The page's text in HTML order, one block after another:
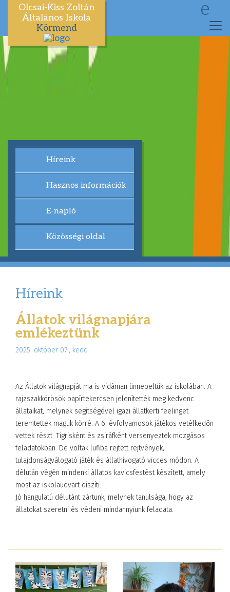
Olcsai-Kiss Zoltán
Általános Iskola
Körmend
e
Híreink
Hasznos információk
E-napló
Közösségi oldal
Híreink
Állatok világnapjára
emlékeztünk
2025. október 07., kedd
Az Állatok világnapját ma is vidáman ünnepeltük az iskolában. A
rajzszakkörösök papírtekercsen jelenítették meg kedvenc
állataikat, melynek segítségével igazi állatkerti feelinget
teremtettek maguk körré. A 6. évfolyamosok játékos vetélkedőn
vettek részt. Tigrisként és zsiráfként versenyeztek mozgásos
feladatokban. De voltak lufiba rejtett rejtvények,
tulajdonságválogató játék és állathívogató vicces módon. A
délután végén mindenki állatos kavicsfestést készített, amely
most az iskolaudvart díszíti.
Jó hangulatú délutánt zártunk, melynek tanulsága, hogy az
állatokat szeretni és védeni mindannyiunk feladata.